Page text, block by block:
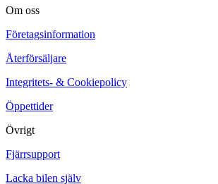
Om oss
Företagsinformation
Återförsäljare
Integritets- & Cookiepolicy
Öppettider
Övrigt
Fjärrsupport
Lacka bilen själv